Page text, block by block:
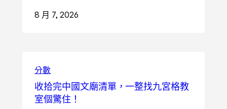
8 月 7, 2026
分數
收拾完中國文廟清單，一整找九宮格教
室個驚住！